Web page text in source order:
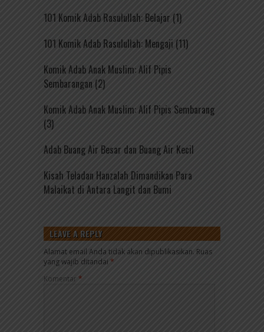
101 Komik Adab Rasulullah: Belajar (1)
101 Komik Adab Rasulullah: Mengaji (11)
Komik Adab Anak Muslim: Alif Pipis
Sembarangan (2)
Komik Adab Anak Muslim: Alif Pipis Sembarang
(3)
Adab Buang Air Besar dan Buang Air Kecil
Kisah Teladan Hanzalah Dimandikan Para
Malaikat di Antara Langit dan Bumi
LEAVE A REPLY
Alamat email Anda tidak akan dipublikasikan. Ruas
yang wajib ditandai *
Komentar *